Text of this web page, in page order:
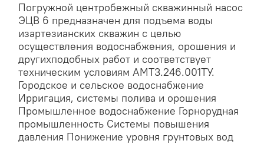
Погружной центробежный скважинный насос
ЭЦВ 6 предназначен для подъема воды
изартезианских скважин с целью
осуществления водоснабжения, орошения и
другихподобных работ и соответствует
техническим условиям АМТ3.246.001ТУ.
Городское и сельское водоснабжение
Ирригация, системы полива и орошения
Промышленное водоснабжение Горнорудная
промышленность Системы повышения
давления Понижение уровня грунтовых вод